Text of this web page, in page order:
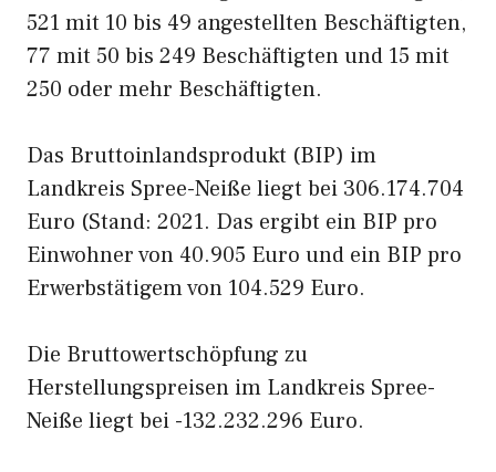
521 mit 10 bis 49 angestellten Beschäftigten,
77 mit 50 bis 249 Beschäftigten und 15 mit
250 oder mehr Beschäftigten.
Das Bruttoinlandsprodukt (BIP) im
Landkreis Spree-Neiße liegt bei 306.174.704
Euro (Stand: 2021. Das ergibt ein BIP pro
Einwohner von 40.905 Euro und ein BIP pro
Erwerbstätigem von 104.529 Euro.
Die Bruttowertschöpfung zu
Herstellungspreisen im Landkreis Spree-
Neiße liegt bei -132.232.296 Euro.